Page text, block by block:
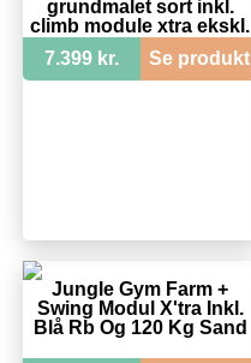
grundmalet sort inkl.
climb module xtra ekskl.
284CB
7.399 kr. Se produkt
Jungle Gym Farm +
Swing Modul X'tra Inkl.
Blå Rb Og 120 Kg Sand